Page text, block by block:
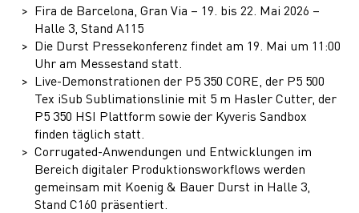
Fira de Barcelona, Gran Via – 19. bis 22. Mai 2026 –
Halle 3, Stand A115
Die Durst Pressekonferenz findet am 19. Mai um 11:00
Uhr am Messestand statt.
Live-Demonstrationen der P5 350 CORE, der P5 500
Tex iSub Sublimationslinie mit 5 m Hasler Cutter, der
P5 350 HSI Plattform sowie der Kyveris Sandbox
finden täglich statt.
Corrugated-Anwendungen und Entwicklungen im
Bereich digitaler Produktionsworkflows werden
gemeinsam mit Koenig & Bauer Durst in Halle 3,
Stand C160 präsentiert.